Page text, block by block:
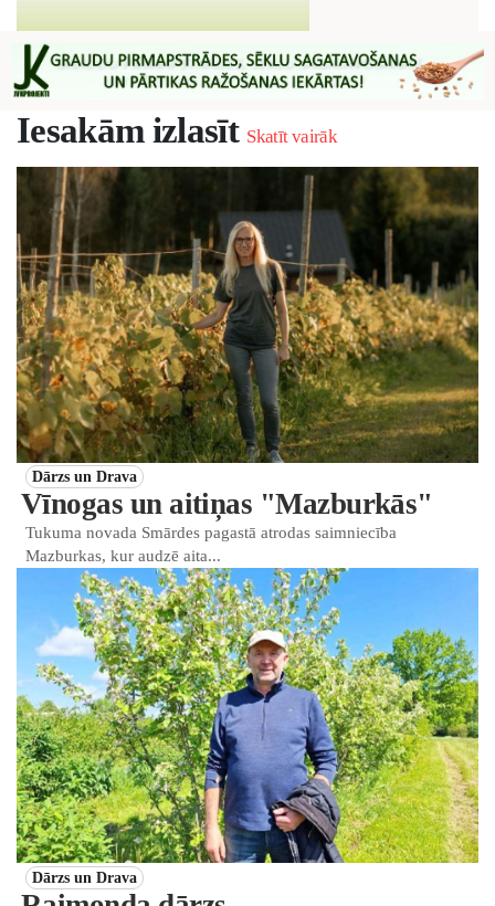
Iesakām izlasīt Skatīt vairāk
Dārzs un Drava
Vīnogas un aitiņas "Mazburkās"
Tukuma novada Smārdes pagastā atrodas saimniecība
Mazburkas, kur audzē aita...
Dārzs un Drava